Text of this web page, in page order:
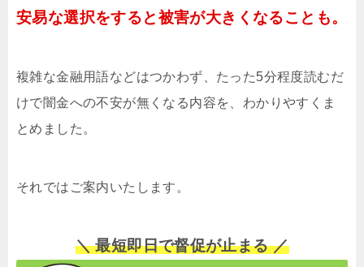
安易な選択をすると被害が大きくなることも。
複雑な金融用語などはつかわず、たった5分程度読むだ
けで闇金への不安が無くなる内容を、わかりやすくま
とめました。
それではご案内いたします。
＼ 最短即日で督促が止まる ／